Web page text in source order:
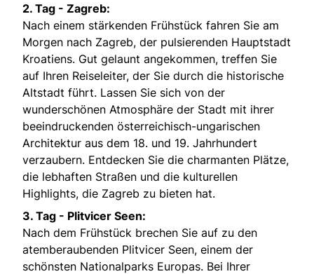
2. Tag - Zagreb:
Nach einem stärkenden Frühstück fahren Sie am
Morgen nach Zagreb, der pulsierenden Hauptstadt
Kroatiens. Gut gelaunt angekommen, treffen Sie
auf Ihren Reiseleiter, der Sie durch die historische
Altstadt führt. Lassen Sie sich von der
wunderschönen Atmosphäre der Stadt mit ihrer
beeindruckenden österreichisch-ungarischen
Architektur aus dem 18. und 19. Jahrhundert
verzaubern. Entdecken Sie die charmanten Plätze,
die lebhaften Straßen und die kulturellen
Highlights, die Zagreb zu bieten hat.
3. Tag - Plitvicer Seen:
Nach dem Frühstück brechen Sie auf zu den
atemberaubenden Plitvicer Seen, einem der
schönsten Nationalparks Europas. Bei Ihrer